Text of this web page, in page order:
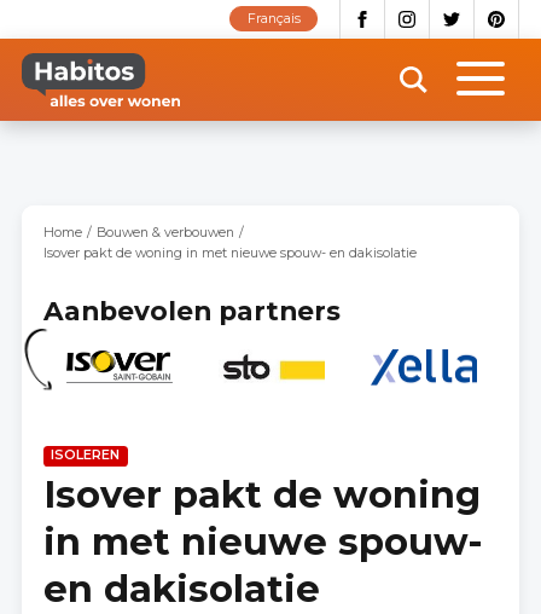
naar
inhoud
gaan
Français
Home
Bouwen & verbouwen
Isover pakt de woning in met nieuwe spouw- en dakisolatie
Aanbevolen partners
ISOLEREN
Isover pakt de woning
in met nieuwe spouw-
en dakisolatie